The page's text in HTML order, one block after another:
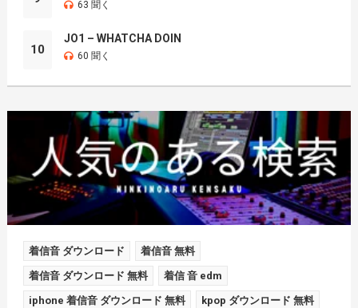
63 聞く
10
JO1 – WHATCHA DOIN
60 聞く
着信音 ダウンロード 着信音 無料
着信音 ダウンロード 無料 着信 音 edm
iphone 着信音 ダウンロード 無料 kpop ダウンロード 無料